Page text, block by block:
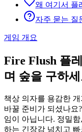
왜 여기서 플
자주 묻는 질
게임 개요
Fire Flush 플
며 숲을 구하
책상 의자를 용감한
바꿀 준비가 되셨나요?
임이 아닙니다. 정밀
하는 긴장감 넘치고